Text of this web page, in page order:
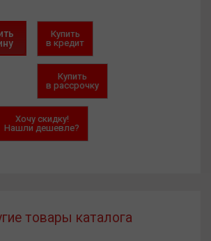
Купить
в кредит
Купить
в рассрочку
Хочу скидку!
Нашли дешевле?
товары каталога